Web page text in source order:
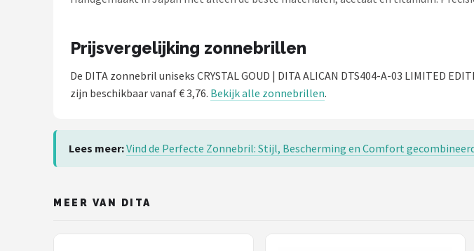
Prijsvergelijking zonnebrillen
De DITA zonnebril uniseks CRYSTAL GOUD | DITA ALICAN DTS404-A-03 LIMITED
zijn beschikbaar vanaf € 3,76. Bekijk alle zonnebrillen.
Lees meer:Vind de Perfecte Zonnebril: Stijl, Bescherming en Comfort
MEER VAN DITA